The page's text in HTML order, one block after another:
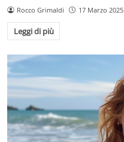
Rocco Grimaldi 17 Marzo 2025
Leggi di più